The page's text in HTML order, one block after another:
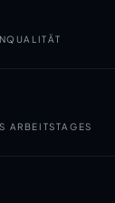
ARBEITSTAGES